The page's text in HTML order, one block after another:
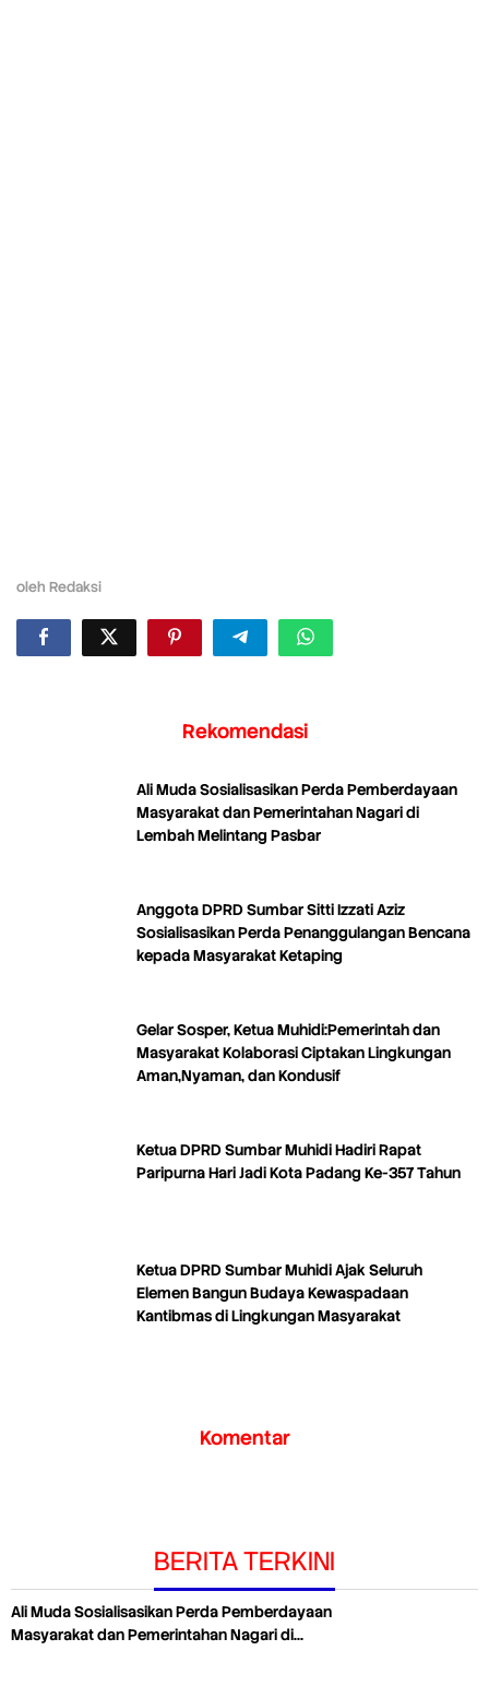
oleh Redaksi
Rekomendasi
Ali Muda Sosialisasikan Perda Pemberdayaan
Masyarakat dan Pemerintahan Nagari di
Lembah Melintang Pasbar
Anggota DPRD Sumbar Sitti Izzati Aziz
Sosialisasikan Perda Penanggulangan Bencana
kepada Masyarakat Ketaping
Gelar Sosper, Ketua Muhidi:Pemerintah dan
Masyarakat Kolaborasi Ciptakan Lingkungan
Aman,Nyaman, dan Kondusif
Ketua DPRD Sumbar Muhidi Hadiri Rapat
Paripurna Hari Jadi Kota Padang Ke-357 Tahun
Ketua DPRD Sumbar Muhidi Ajak Seluruh
Elemen Bangun Budaya Kewaspadaan
Kantibmas di Lingkungan Masyarakat
Komentar
BERITA TERKINI
Ali Muda Sosialisasikan Perda Pemberdayaan
Masyarakat dan Pemerintahan Nagari di…